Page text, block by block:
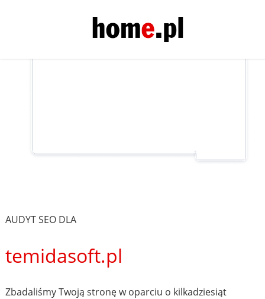
AUDYT SEO DLA
temidasoft.pl
Zbadaliśmy Twoją stronę w oparciu o kilkadziesiąt